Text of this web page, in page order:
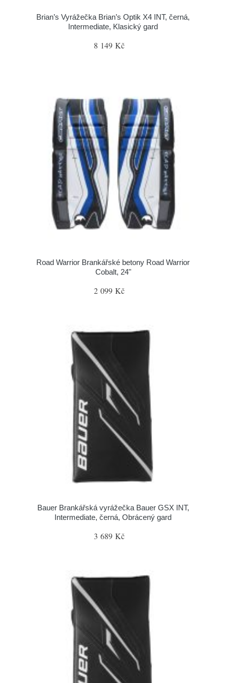
Brian’s Vyrážečka Brian’s Optik X4 INT, černá,
Intermediate, Klasický gard
8 149 Kč
Road Warrior Brankářské betony Road Warrior
Cobalt, 24"
2 099 Kč
Bauer Brankářská vyrážečka Bauer GSX INT,
Intermediate, černá, Obrácený gard
3 689 Kč